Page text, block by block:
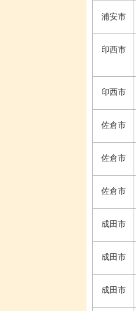
浦安市
印西市
印西市
佐倉市
佐倉市
佐倉市
成田市
成田市
成田市